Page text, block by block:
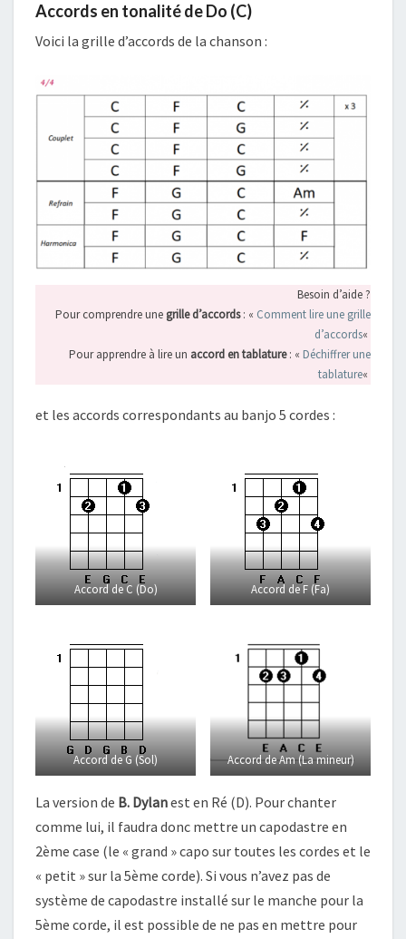
Accords en tonalité de Do (C)
Voici la grille d’accords de la chanson :
Besoin d’aide ?
Pour comprendre une grille d’accords: « Comment lire une grille
d’accords«
Pour apprendre à lire un accord en tablature: « Déchiffrer une
tablature«
et les accords correspondants au banjo 5 cordes :
Accord de C (Do) Accord de F (Fa)
Accord de G (Sol) Accord de Am (La mineur)
La version de B. Dylanest en Ré (D). Pour chanter
comme lui, il faudra donc mettre un capodastre en
2ème case (le « grand » capo sur toutes les cordes et le
« petit » sur la 5ème corde). Si vous n’avez pas de
système de capodastre installé sur le manche pour la
5ème corde, il est possible de ne pas en mettre pour